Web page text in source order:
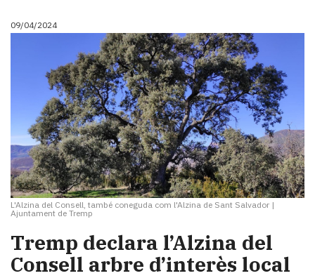
09/04/2024
L'Alzina del Consell, també coneguda com l'Alzina de Sant Salvador |
Ajuntament de Tremp
Tremp declara l’Alzina del
Consell arbre d’interès local